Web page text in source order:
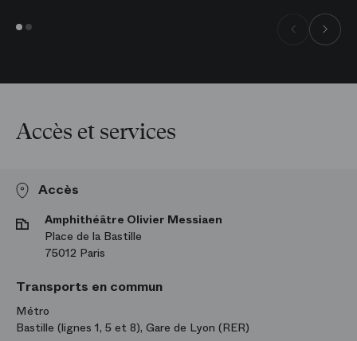
Accès et services
Accès
Amphithéâtre Olivier Messiaen
Place de la Bastille
75012 Paris
Transports en commun
Métro
Bastille (lignes 1, 5 et 8), Gare de Lyon (RER)